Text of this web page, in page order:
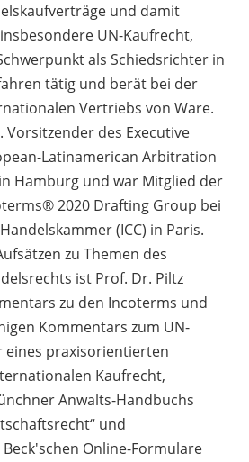
und damit
UN-Kaufrecht,
als Schiedsrichter in
tätig und berät bei der
Vertriebs von Ware.
Vorsitzender des Executive
Latinamerican Arbitration
Hamburg und war Mitglied der
2020 Drafting Group bei
(ICC) in Paris.
zu Themen des
ist Prof. Dr. Piltz
zu den Incoterms und
Kommentars zum UN-
eines praxisorientierten
Kaufrecht,
Anwalts-Handbuchs
und
Online-Formulare